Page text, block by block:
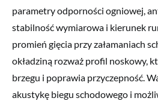
parametry odporności ogniowej,
stabilność wymiarowa i kierunek
promień gięcia przy załamaniach
okładziną rozważ profil noskowy,
brzegu i poprawia przyczepność.
akustykę biegu schodowego i